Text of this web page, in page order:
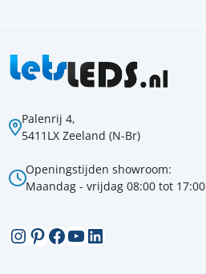
Palenrij 4,
5411LX Zeeland (N-Br)
Openingstijden showroom:
Maandag - vrijdag 08:00 tot 17:00
Instagram
Pinterest
Facebook
YouTube
LinkedIn